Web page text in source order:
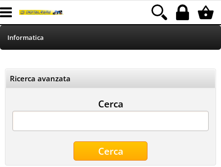
Informatica
Telefonia
Stampa
Ricerca avanzata
Cerca